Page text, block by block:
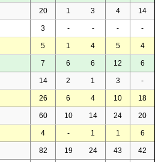
20 1 3 4 14
3 - - - -
5 1 4 5 4
7 6 6 12 6
14 2 1 3 -
26 6 4 10 18
60 10 14 24 20
4 - 1 1 6
82 19 24 43 42